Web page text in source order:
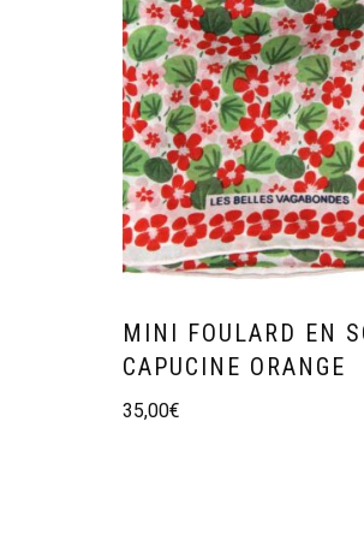
MINI FOULARD EN
CAPUCINE ORANGE
35,00€